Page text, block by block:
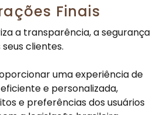
Finais
a transparência, a segurança
clientes.
uma experiência de
e personalizada,
e preferências dos usuários